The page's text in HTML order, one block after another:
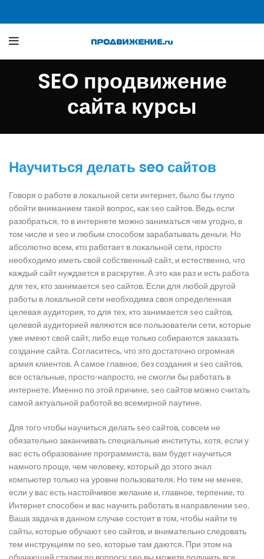
SEO продвижение
сайта курсы
Научиться делать seo сайтов
Говоря о работе в локальной сети интернет, было бы глупо
обойти вниманием такой вопрос, как seo сайтов. Ведь если
разобраться, то в интернете можно заниматься чем угодно, в
том числе и seo и любым способом зарабатывать деньги. Но
абсолютно всем, кто работает в локальной сети, просто
необходимо иметь свой собственный сайт, и естественно, что
каждый сайт нуждается в раскрутке. А это как раз и есть работа
для тех, кто занимается seo сайтов. Если для любой другой
работы в локальной сети необходима своя определенная
целевая аудитория, то для тех, кто занимается seo сайтов,
целевой аудиторией являются все пользователи сети, которые
уже имеют свой сайт, либо еще только собираются заказать
создание сайта. Согласитесь, что это достаточно огромная
армия клиентов. А самое главное, без создания и seo сайтов,
все остальные, просто-напросто, не смогли бы работать в
интернете. Именно по этой причине, seo сайтов можно считать
самой актуальной работой во всемирной паутине.
Для того чтобы научиться делать seo сайтов, совсем не
обязательно заканчивать специальные институты, хотя, если у
вас есть образование программиста, вам будет научиться
намного проще, чем человеку, который до этого знал
компьютер только на уровне пользователя. Но тем не менее,
если у вас есть настойчивое желание и, главное, терпение, то
Интернет способен и вас научить работать в направлении seo.
Ваша задача в данном случае состоит в том, чтобы найти те
сайты, которые обучают seo сайтов, и внимательно следовать
тем инструкциям по seo, которые там даются. При этом на
обучающей стадии по вопросу seo вы можете получить все